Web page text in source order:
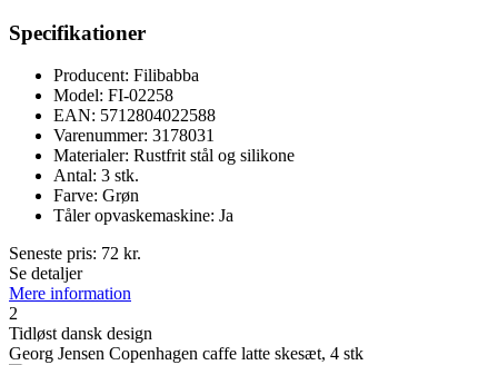
Specifikationer
Producent: Filibabba
Model: FI-02258
EAN: 5712804022588
Varenummer: 3178031
Materialer: Rustfrit stål og silikone
Antal: 3 stk.
Farve: Grøn
Tåler opvaskemaskine: Ja
Seneste pris: 72 kr.
Se detaljer
Mere information
2
Tidløst dansk design
Georg Jensen Copenhagen caffe latte skesæt, 4 stk